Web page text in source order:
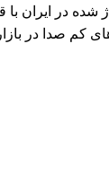
شده در ایران
کم صدا در